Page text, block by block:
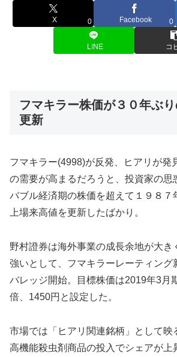
X 0 Facebook 0
LINE コ
フマキラー株価が３０年ぶ
更新
フマキラー(4998)が反発、ヒアリが発
の需要が高まるだろうと、投資家の思
バブル経済期の株価を超えて１９８７
上場来高値を更新したばかり。
野村證券は海外事業の成長余地が大き
強いとして、フマキラーレーティング
バレッジ開始。目標株価は2019年3月
倍、1450円と設定した。
市場では「ヒアリ関連銘柄」として映
高機能殺虫剤商品の投入でシェアが上